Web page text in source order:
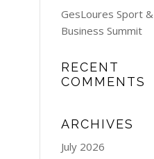
GesLoures Sport &
Business Summit
RECENT
COMMENTS
ARCHIVES
July 2026